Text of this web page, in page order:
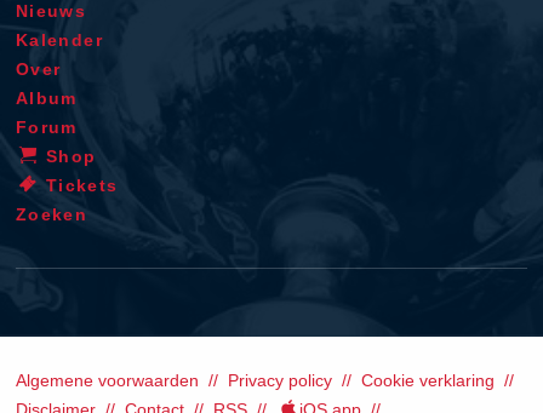
Nieuws
Kalender
Over
Album
Forum
Shop
Tickets
Zoeken
Algemene voorwaarden Privacy policy
Cookie verklaring